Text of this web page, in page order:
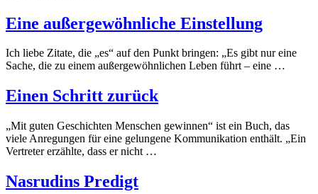
Eine außergewöhnliche Einstellung
Ich liebe Zitate, die „es“ auf den Punkt bringen: „Es gibt nur eine
Sache, die zu einem außergewöhnlichen Leben führt – eine …
Einen Schritt zurück
„Mit guten Geschichten Menschen gewinnen“ ist ein Buch, das
viele Anregungen für eine gelungene Kommunikation enthält. „Ein
Vertreter erzählte, dass er nicht …
Nasrudins Predigt